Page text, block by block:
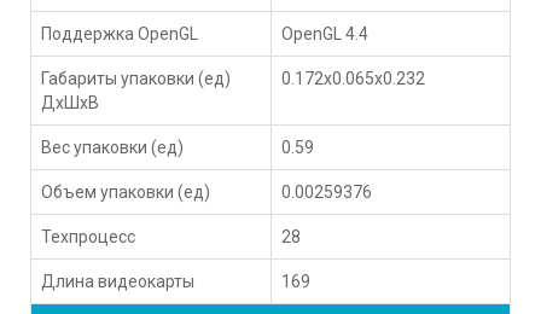
Поддержка OpenGL OpenGL 4.4
Габариты упаковки (ед)
ДхШхВ
0.172x0.065x0.232
Вес упаковки (ед) 0.59
Объем упаковки (ед) 0.00259376
Техпроцесс 28
Длина видеокарты 169